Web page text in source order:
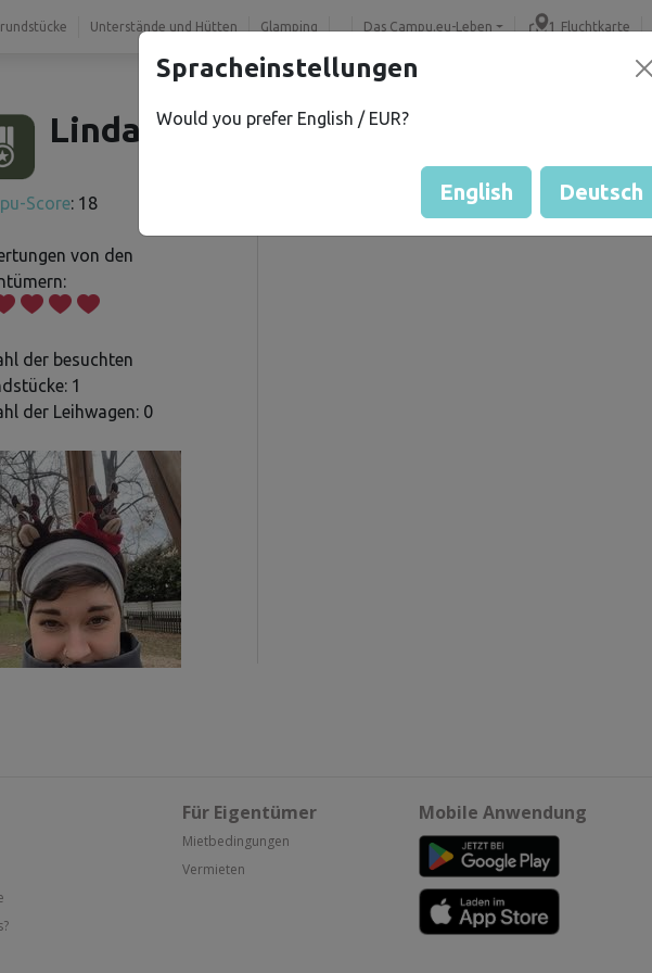
Unterstände und Hütten Glamping Das Campu.eu-Leben Fluchtkarte
Linda M.
Score: 18
von den
der besuchten
1
der Leihwagen: 0
Gästebewertung durch
Bewertung der Grundstücke
Für Eigentümer
Mietbedingungen
Vermieten
Mobile Anwendung
Spracheinstellungen
Would you prefer English / EUR?
English Deutsch